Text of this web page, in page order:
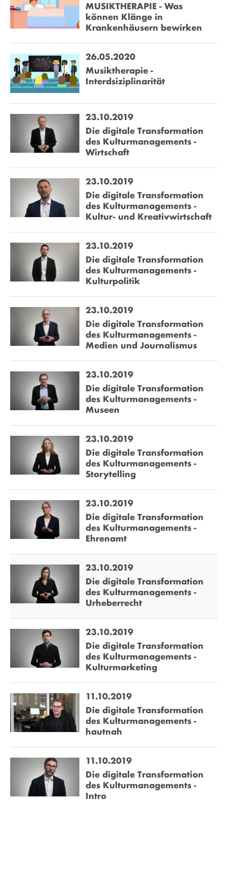
MUSIKTHERAPIE - Was
können Klänge in
Krankenhäusern bewirken
26.05.2020
Musiktherapie -
Interdsiziplinarität
23.10.2019
Die digitale Transformation
des Kulturmanagements -
Wirtschaft
23.10.2019
Die digitale Transformation
des Kulturmanagements -
Kultur- und Kreativwirtschaft
23.10.2019
Die digitale Transformation
des Kulturmanagements -
Kulturpolitik
23.10.2019
Die digitale Transformation
des Kulturmanagements -
Medien und Journalismus
23.10.2019
Die digitale Transformation
des Kulturmanagements -
Museen
23.10.2019
Die digitale Transformation
des Kulturmanagements -
Storytelling
23.10.2019
Die digitale Transformation
des Kulturmanagements -
Ehrenamt
23.10.2019
Die digitale Transformation
des Kulturmanagements -
Urheberrecht
23.10.2019
Die digitale Transformation
des Kulturmanagements -
Kulturmarketing
11.10.2019
Die digitale Transformation
des Kulturmanagements -
hautnah
11.10.2019
Die digitale Transformation
des Kulturmanagements -
Intro